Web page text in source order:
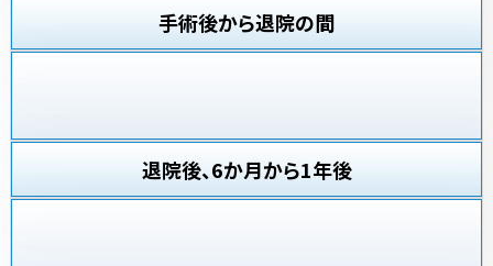
手術後から退院の間
退院後、6か月から1年後